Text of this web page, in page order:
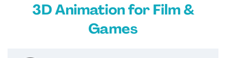
3D Animation for Film &
Games